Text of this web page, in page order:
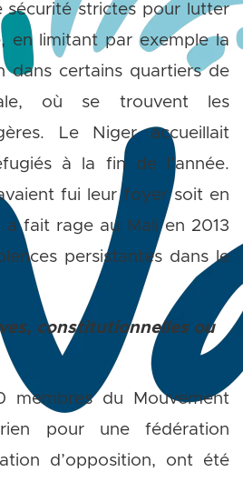
sécurité strictes pour lutter
en limitant par exemple la
dans certains quartiers de
où se trouvent les
Le Niger accueillait
à la fin de l’année.
fui leur foyer soit en
fait rage au Mali en 2013
persistantes dans le
constitutionnelles ou
membres du Mouvement
pour une fédération
d’opposition, ont été